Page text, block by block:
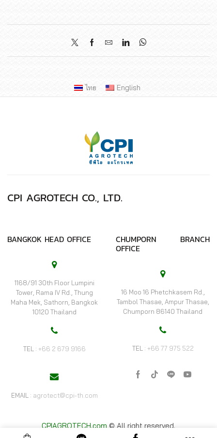
ไทย English
CPI AGROTECH CO., LTD.
BANGKOK HEAD OFFICE
1168/91 30th Floor Lumpini
Tower, Rama IV Rd., Thung
Maha Mek, Sathorn, Bangkok
10120 Thailand
TEL : +66 2 679 9166
EMAIL : agrotect@cpi-th.com
CHUMPORN BRANCH
OFFICE
16 Moo 16 Phetchkasem Rd.,
Tambol Thasae, Ampur Thasae,
Chumporn 86140 Thailand
TEL : +66 77 975 522
Facebook
Tik-
Line Youtube
CPIAGROTECH.com © All right reserved.